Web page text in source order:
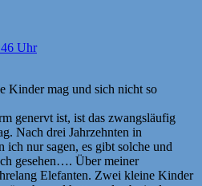
Uhr
Kinder mag und sich nicht so
genervt ist, ist das zwangsläufig
Nach drei Jahrzehnten in
ich nur sagen, es gibt solche und
gesehen…. Über meiner
Elefanten. Zwei kleine Kinder